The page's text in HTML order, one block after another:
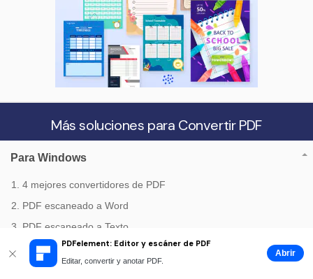
PDFelement: Editor y escáner de PDF
Editar, convertir y anotar PDF.
Abrir
Más soluciones para Convertir PDF
Para Windows
1. 4 mejores convertidores de PDF
2. PDF escaneado a Word
3. PDF escaneado a Texto
4. Archivo escaneado a PDF
5. Kindle a PDF